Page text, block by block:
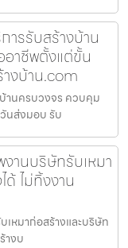
ารรับสร้างบ้าน
าชีพตั้งแต่ขั้น
งบ้าน.com
านครบวงจร ควบคุม
นส่งมอบ รับ
งานบริษัทรับเหมา
ด้ ไม่ทิ้งงาน
เหมาก่อสร้างและบริษัท
างบ